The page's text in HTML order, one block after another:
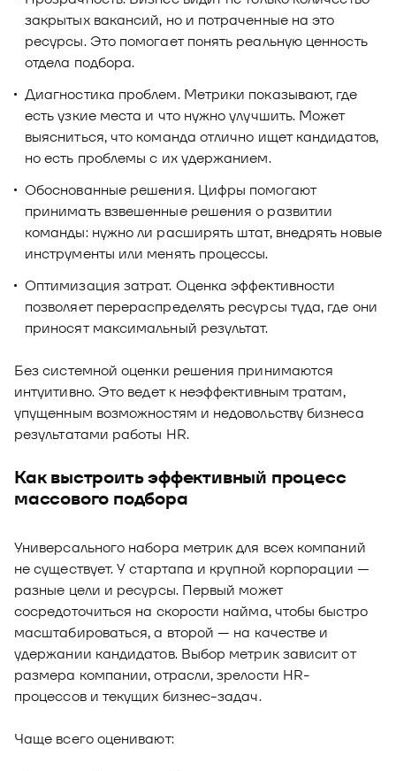
закрытых вакансий, но и потраченные на это
ресурсы. Это помогает понять реальную ценность
отдела подбора.
Диагностика проблем. Метрики показывают, где
есть узкие места и что нужно улучшить. Может
выясниться, что команда отлично ищет кандидатов,
но есть проблемы с их удержанием.
Обоснованные решения. Цифры помогают
принимать взвешенные решения о развитии
команды: нужно ли расширять штат, внедрять новые
инструменты или менять процессы.
Оптимизация затрат. Оценка эффективности
позволяет перераспределять ресурсы туда, где они
приносят максимальный результат.
Без системной оценки решения принимаются
интуитивно. Это ведет к неэффективным тратам,
упущенным возможностям и недовольству бизнеса
результатами работы HR.
Как выстроить эффективный процесс
массового подбора
Универсального набора метрик для всех компаний
не существует. У стартапа и крупной корпорации —
разные цели и ресурсы. Первый может
сосредоточиться на скорости найма, чтобы быстро
масштабироваться, а второй — на качестве и
удержании кандидатов. Выбор метрик зависит от
размера компании, отрасли, зрелости HR-
процессов и текущих бизнес-задач.
Чаще всего оценивают: